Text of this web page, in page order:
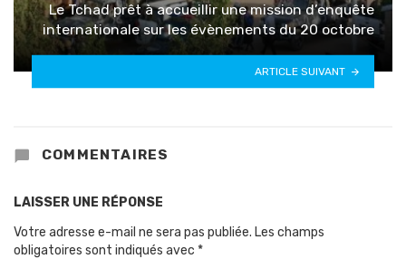
Le Tchad prêt à accueillir une mission d’enquête
internationale sur les évènements du 20 octobre
ARTICLE SUIVANT
COMMENTAIRES
LAISSER UNE RÉPONSE
Votre adresse e-mail ne sera pas publiée. Les champs
obligatoires sont indiqués avec *